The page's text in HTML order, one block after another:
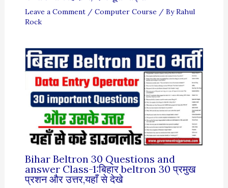
Leave a Comment / Computer Course/ ByRahul
Rock
Bihar Beltron 30 Questions and
answer Class-1:बिहार beltron 30 प्रमुख
प्रशन और उत्तर,यहाँ से देखे